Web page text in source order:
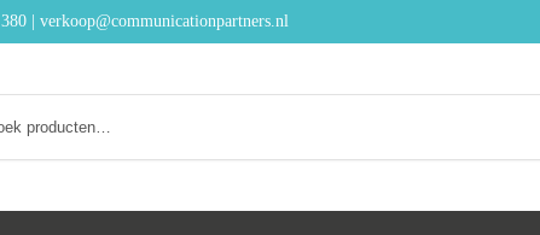
| verkoop@communicationpartners.nl